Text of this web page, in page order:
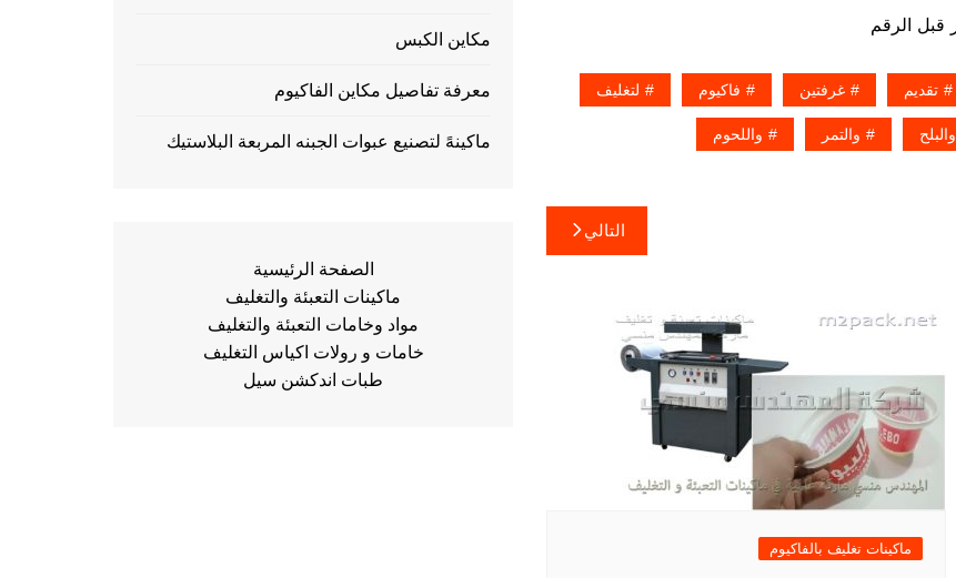
تقديم غرفتين فاكيوم لتغليف
والبلح والتمر واللحوم
التالي
ماكينات تغليف بالفاكيوم
مكاين الكبس
معرفة تفاصيل مكاين الفاكيوم
ماكينهً لتصنيع عبوات الجبنه المربعة البلاستيك
الصفحة الرئيسية
ماكينات التعبئة والتغليف
مواد وخامات التعبئة والتغليف
خامات و رولات اكياس التغليف
طبات اندكشن سيل